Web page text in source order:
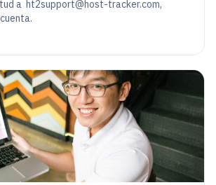
a ht2support@host-tracker.com,